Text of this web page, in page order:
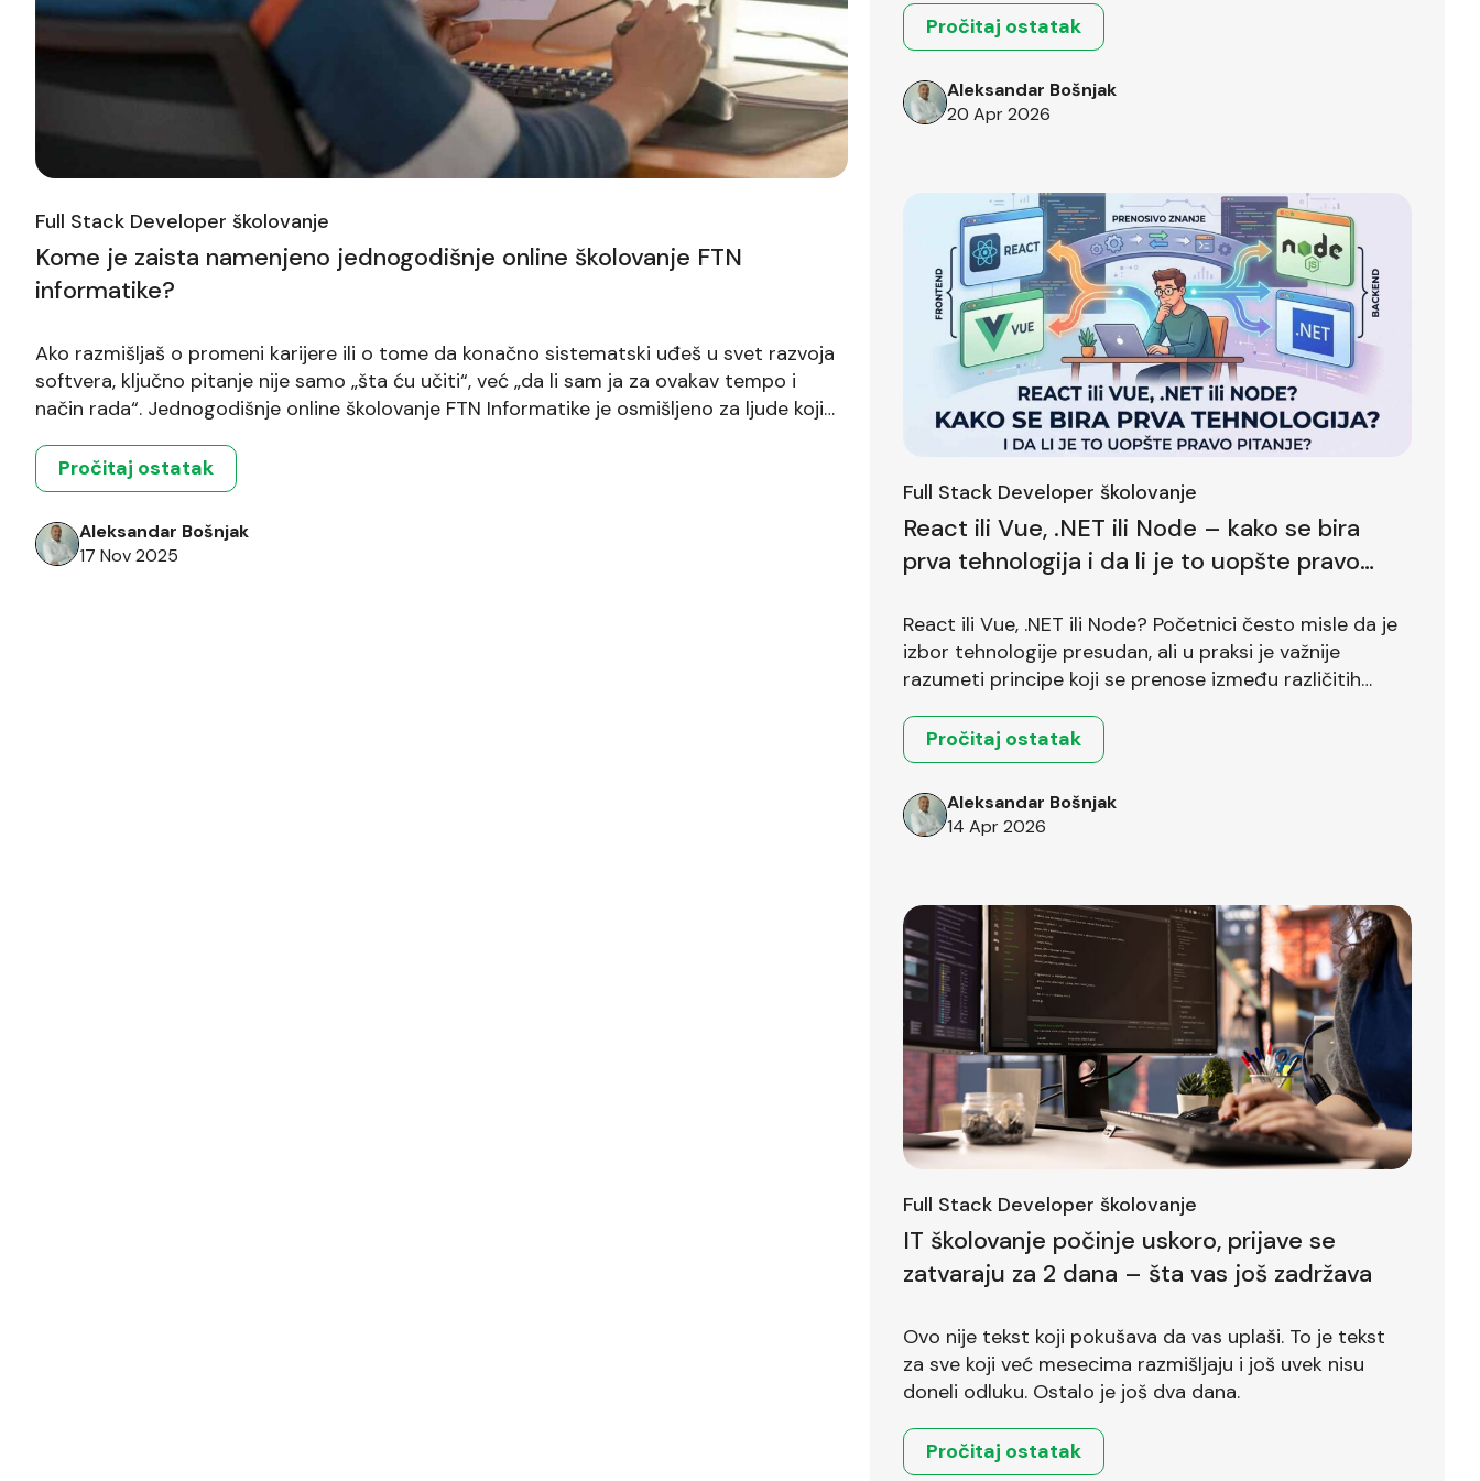
Full Stack Developer školovanje
Kome je zaista namenjeno jednogodišnje online školovanje FTN
informatike?
Ako razmišljaš o promeni karijere ili o tome da konačno sistematski uđeš u svet razvoja
softvera, ključno pitanje nije samo „šta ću učiti“, već „da li sam ja za ovakav tempo i
način rada“. Jednogodišnje online školovanje FTN Informatike je osmišljeno za ljude koji
– uz jasne mehanizme da proveriš da li si zaista spreman na taj korak.
Pročitaj ostatak
Aleksandar Bošnjak
17 Nov 2025
Pročitaj ostatak
Aleksandar Bošnjak
20 Apr 2026
Full Stack Developer školovanje
React ili Vue, .NET ili Node – kako se bira
prva tehnologija i da li je to uopšte pravo
React ili Vue, .NET ili Node? Početnici često misle da je
izbor tehnologije presudan, ali u praksi je važnije
razumeti principe koji se prenose između različitih
Pročitaj ostatak
Aleksandar Bošnjak
14 Apr 2026
Full Stack Developer školovanje
IT školovanje počinje uskoro, prijave se
zatvaraju za 2 dana – šta vas još zadržava
Ovo nije tekst koji pokušava da vas uplaši. To je tekst
za sve koji već mesecima razmišljaju i još uvek nisu
doneli odluku. Ostalo je još dva dana.
Pročitaj ostatak